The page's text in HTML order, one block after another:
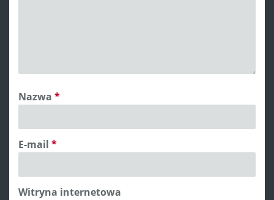
Nazwa *
E-mail *
Witryna internetowa